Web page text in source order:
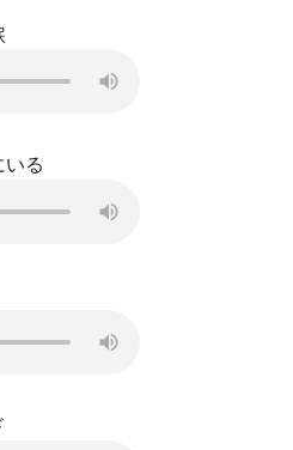
いる